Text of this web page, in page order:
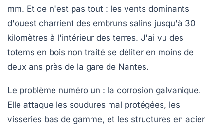
mm. Et ce n'est pas tout : les vents dominants
d'ouest charrient des embruns salins jusqu'à 30
kilomètres à l'intérieur des terres. J'ai vu des
totems en bois non traité se déliter en moins de
deux ans près de la gare de Nantes.
Le problème numéro un : la corrosion galvanique.
Elle attaque les soudures mal protégées, les
visseries bas de gamme, et les structures en acier